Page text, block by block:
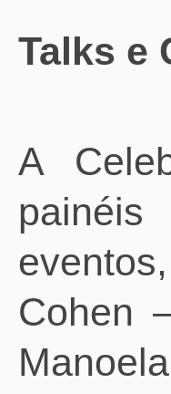
Talks e
A
painéis
Cohen